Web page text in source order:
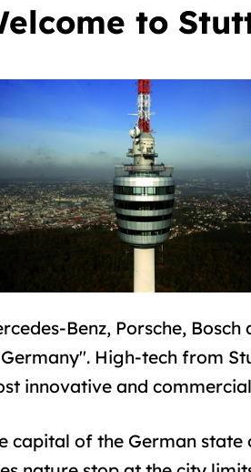
to
Benz, Porsche,
High-tech from
innovative and
capital of the German